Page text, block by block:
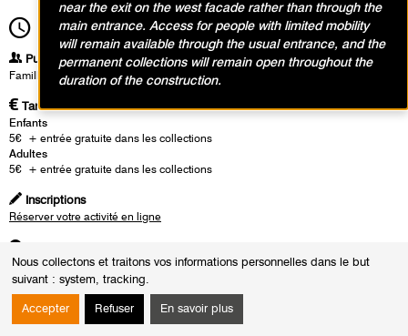
Nous collectons et traitons vos informations personnelles dans le but
suivant : system, tracking.
Accepter Refuser En savoir plus
14h00Durée1h30
Publics
Famille
Tarifs
Enfants
5€ + entrée gratuite dans les collections
Adultes
5€ + entrée gratuite dans les collections
Inscriptions
Réserver votre activité en ligne
Rendez-vous dans le hall d'accueil du musée
Heures
Le :
Dimanche 30 août 2026 de 14h00 à 15h30
Dimanche 30 août 2026 de 15h30 à 17h00
near the exit on the west facade rather than through the
main entrance. Access for people with limited mobility
will remain available through the usual entrance, and the
permanent collections will remain open throughout the
duration of the construction.